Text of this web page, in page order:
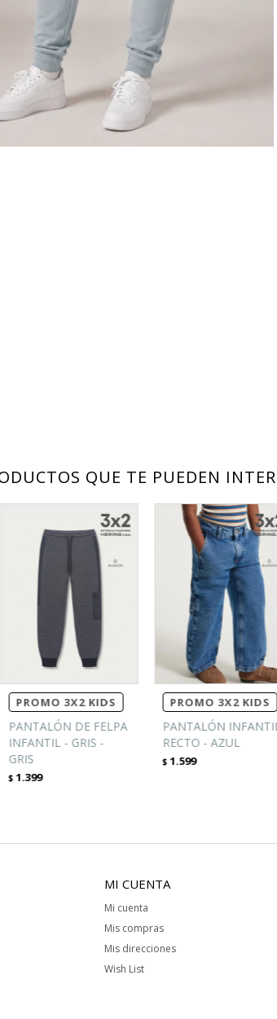
QUE TE PUEDEN
PROMO 3X2 KIDS
PANTALÓN DE FELPA
INFANTIL - GRIS -
GRIS
$ 1.399
PROMO 3X2 KIDS
PANTALÓN
RECTO - AZUL
$ 1.599
MI CUENTA
Mi cuenta
Mis compras
Mis direcciones
Wish List